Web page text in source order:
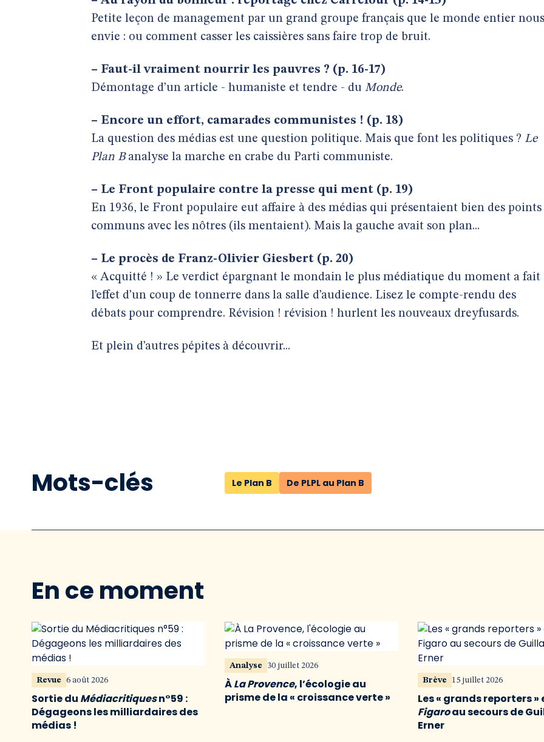
Petite leçon de management par un grand groupe français que le monde entier nous
envie : ou comment casser les caissières sans faire trop de bruit.
– Faut-il vraiment nourrir les pauvres ? (p. 16-17)
Démontage d’un article - humaniste et tendre - du Monde.
– Encore un effort, camarades communistes ! (p. 18)
La question des médias est une question politique. Mais que font les politiques ? Le
Plan Banalyse la marche en crabe du Parti communiste.
– Le Front populaire contre la presse qui ment (p. 19)
En 1936, le Front populaire eut affaire à des médias qui présentaient bien des points
communs avec les nôtres (ils mentaient). Mais la gauche avait son plan...
– Le procès de Franz-Olivier Giesbert (p. 20)
« Acquitté ! » Le verdict épargnant le mondain le plus médiatique du moment a fait
l’effet d’un coup de tonnerre dans la salle d’audience. Lisez le compte-rendu des
débats pour comprendre. Révision ! révision ! hurlent les nouveaux dreyfusards.
Et plein d’autres pépites à découvrir...
Mots-clés Le Plan B De PLPL au Plan B
En ce moment
Revue 6 août 2026
Sortie du Médiacritiquesn°59 :
Dégageons les milliardaires des
médias !
Analyse 30 juillet 2026
ÀLa Provence, l’écologie au
prisme de la « croissance verte »
Brève 15 juillet 2026
Les « grands reporters »
Figaroau secours de
Erner